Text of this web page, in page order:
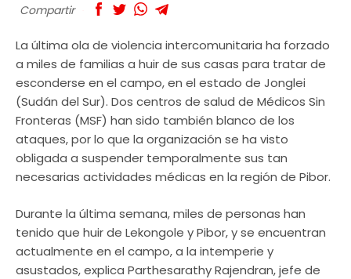
Compartir
La última ola de violencia intercomunitaria ha forzado
a miles de familias a huir de sus casas para tratar de
esconderse en el campo, en el estado de Jonglei
(Sudán del Sur). Dos centros de salud de Médicos Sin
Fronteras (MSF) han sido también blanco de los
ataques, por lo que la organización se ha visto
obligada a suspender temporalmente sus tan
necesarias actividades médicas en la región de Pibor.
Durante la última semana, miles de personas han
tenido que huir de Lekongole y Pibor, y se encuentran
actualmente en el campo, a la intemperie y
asustados, explica Parthesarathy Rajendran, jefe de